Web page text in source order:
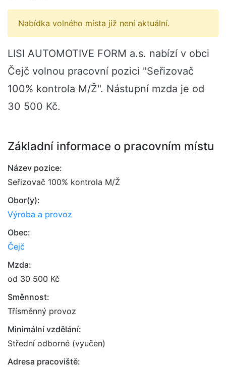
Nabídka volného místa již není aktuální.
LISI AUTOMOTIVE FORM a.s. nabízí v obci
Čejč volnou pracovní pozici "Seřizovač
100% kontrola M/Ž". Nástupní mzda je od
30 500 Kč.
Základní informace o pracovním místu
Název pozice:
Seřizovač 100% kontrola M/Ž
Obor(y):
Výroba a provoz
Obec:
Čejč
Mzda:
od 30 500 Kč
Směnnost:
Třísměnný provoz
Minimální vzdělání:
Střední odborné (vyučen)
Adresa pracoviště: